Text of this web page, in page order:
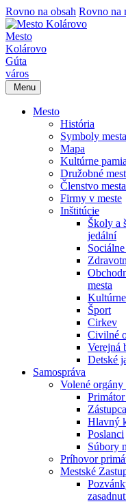
Rovno na obsah Rovno na
Mesto
Kolárovo
Gúta
város
Menu
Mesto
História
Symboly mesta
Mapa
Kultúrne
Družobné
Členstvo mesta
Firmy v meste
Inštitúcie
Školy a
jedální
mesta
Šport
Cirkev
Civilné
Verejná
Detské
Samospráva
Volené orgány
Primátor
Hlavný
Poslanci
Súbory
Príhovor
Mestské